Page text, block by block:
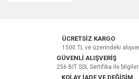
ÜCRETSİZ KARGO
1500 TL ve üzerindeki
GÜVENLİ ALIŞVERİŞ
256 BIT SSL Sertifika ile
KOLAY İADE VE DEĞİŞİM